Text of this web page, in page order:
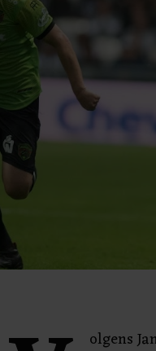
olgens